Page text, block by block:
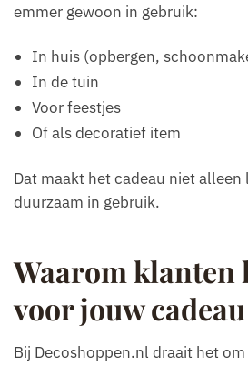
emmer gewoon in gebruik:
In huis (opbergen,
In de tuin
Voor feestjes
Of als decoratief item
Dat maakt het cadeau niet
duurzaam in gebruik.
Waarom klanten
voor jouw
Bij Decoshoppen.nl draait het